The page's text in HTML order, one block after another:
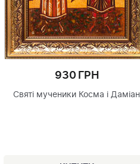
930 ГРН
Святі мученики Косма і Даміан